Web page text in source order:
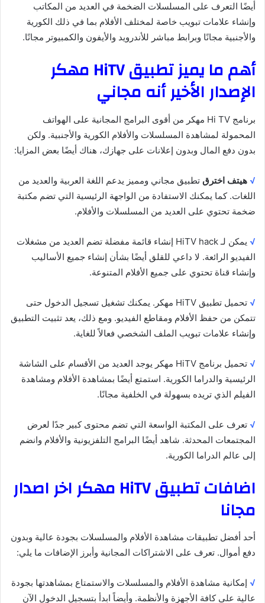
أيضًا التعرف على المسلسلات الضخمة في العديد من المكاتب
وإنشاء علامات تبويب خاصة لمختلف الأفلام بما في ذلك الكورية
والأجنبية مجانًا وبرابط مباشر للأندرويد والأيفون والكمبيوتر مجانًا.
أهم ما يميز تطبيق HiTV مهكر
الإصدار الأخير أنه مجاني
برنامج Hi TV مهكر من أقوى البرامج المجانية على الهواتف
المحمولة لمشاهدة المسلسلات والأفلام الكورية والأجنبية. ولكن
بدون دفع المال وبدون إعلانات على جهازك، هناك أيضًا بعض المزايا:
√ هيتف اخترق تطبيق مجاني ومميز يدعم اللغة العربية والعديد من
اللغات. كما يمكنك الاستفادة من الواجهة الرئيسية التي تضم مكتبة
ضخمة تحتوي على العديد من المسلسلات والأفلام.
√
يمكن لـ HiTV hack إنشاء قائمة مفضلة تضم العديد من مشغلات
الفيديو الرائعة. لا داعي للقلق أيضًا بشأن إنشاء جميع الأساليب
وإنشاء قناة تحتوي على جميع الأفلام المتنوعة.
√
تحميل تطبيق HiTV مهكر. يمكنك تشغيل تسجيل الدخول حتى
تتمكن من حفظ الأفلام ومقاطع الفيديو. ومع ذلك، يعد تثبيت التطبيق
وإنشاء علامات تبويب الملف الشخصي فعالاً للغاية.
√
تحميل برنامج HiTV مهكر يوجد العديد من الأقسام على الشاشة
الرئيسية والدراما الكورية. استمتع أيضًا بمشاهدة الأفلام ومشاهدة
الفيلم الذي تريده بسهولة في الخلفية مجانًا.
√ تعرف على المكتبة الواسعة التي تضم محتوى كبير جدًا لعرض
المجتمعات المحدثة. شاهد أيضًا البرامج التلفزيونية والأفلام وانضم
إلى عالم الدراما الكورية.
اضافات تطبيق HiTV مهكر اخر اصدار
مجانا
أحد أفضل تطبيقات مشاهدة الأفلام والمسلسلات بجودة عالية وبدون
دفع أموال. تعرف على الاشتراكات المجانية وأبرز الإضافات ما يلي:
√ إمكانية مشاهدة الأفلام والمسلسلات والاستمتاع بمشاهدتها بجودة
عالية على كافة الأجهزة والأنظمة. وأيضاً ابدأ بتسجيل الدخول الآن